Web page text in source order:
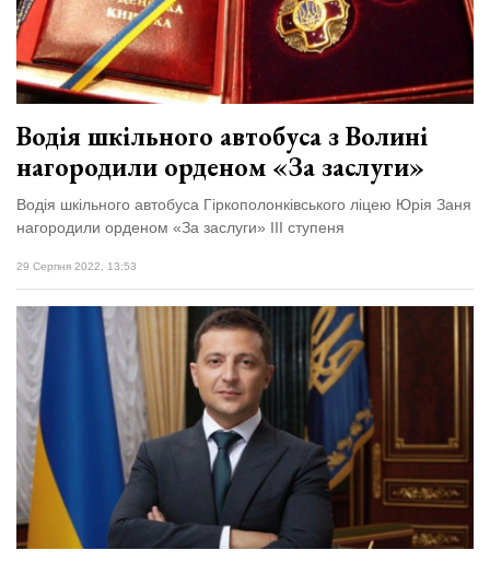
Водія шкільного автобуса з Волині
нагородили орденом «За заслуги»
Водія шкільного автобуса Гіркополонківського ліцею Юрія Заня
нагородили орденом «За заслуги» ІІІ ступеня
29 Серпня 2022, 13:53